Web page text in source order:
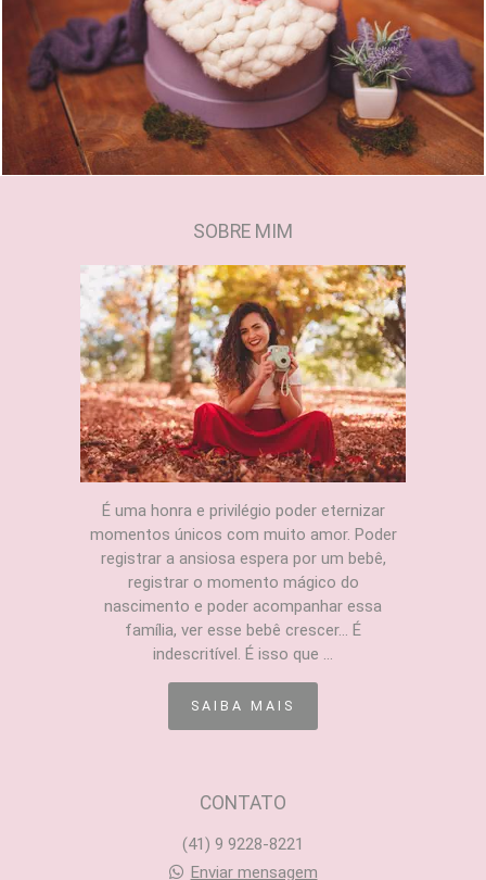
1383 0
SOBRE MIM
É uma honra e privilégio poder eternizar
momentos únicos com muito amor. Poder
registrar a ansiosa espera por um bebê,
registrar o momento mágico do
nascimento e poder acompanhar essa
família, ver esse bebê crescer... É
indescritível. É isso que ...
SAIBA MAIS
CONTATO
(41) 9 9228-8221
Enviar mensagem